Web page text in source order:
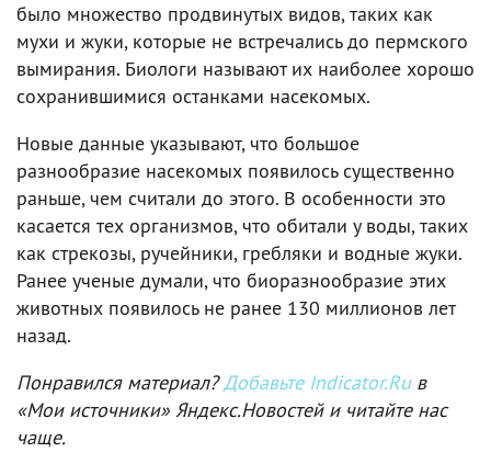
было множество продвинутых видов, таких как
мухи и жуки, которые не встречались до пермского
вымирания. Биологи называют их наиболее хорошо
сохранившимися останками насекомых.
Новые данные указывают, что большое
разнообразие насекомых появилось существенно
раньше, чем считали до этого. В особенности это
касается тех организмов, что обитали у воды, таких
как стрекозы, ручейники, гребляки и водные жуки.
Ранее ученые думали, что биоразнообразие этих
животных появилось не ранее 130 миллионов лет
назад.
Понравился материал?Добавьте Indicator.Ruв
«Мои источники» Яндекс.Новостей и читайте нас
чаще.